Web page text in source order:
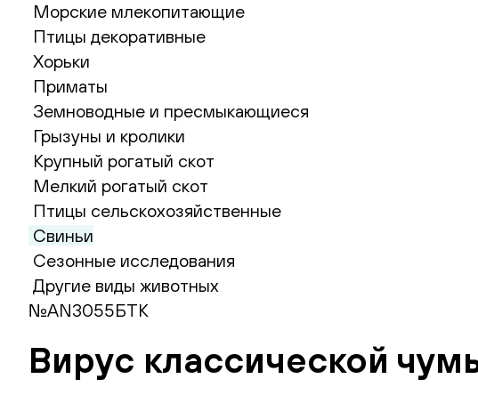
Морские млекопитающие
Птицы декоративные
Хорьки
Приматы
Земноводные и пресмыкающиеся
Грызуны и кролики
Крупный рогатый скот
Мелкий рогатый скот
Птицы сельскохозяйственные
Свиньи
Сезонные исследования
Другие виды животных
№AN3055БТК
Вирус классической